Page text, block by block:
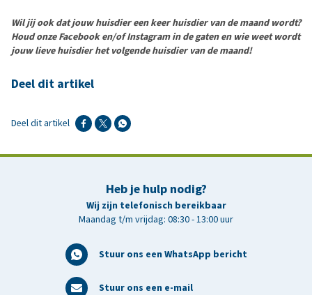
Wil jij ook dat jouw huisdier een keer huisdier van de maand wordt?
Houd onze Facebook en/of Instagram in de gaten en wie weet wordt
jouw lieve huisdier het volgende huisdier van de maand!
Deel dit artikel
Deel dit artikel
Heb je hulp nodig?
Wij zijn telefonisch bereikbaar
Maandag t/m vrijdag: 08:30 - 13:00 uur
Stuur ons een WhatsApp bericht
Stuur ons een e-mail